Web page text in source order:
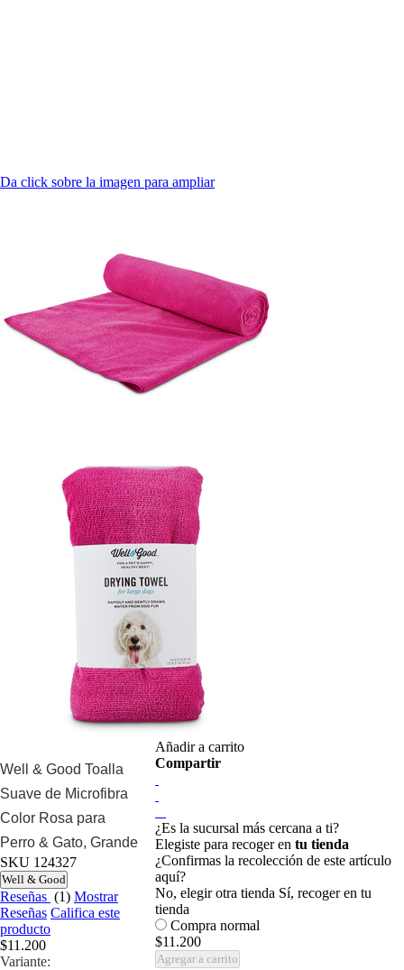
Da click sobre la imagen para ampliar
Well & Good Toalla
Suave de Microfibra
Color Rosa para
Perro & Gato, Grande
SKU 124327
Well & Good
Reseñas (1) Mostrar
Reseñas Califica este
producto
$11.200
Variante:
Añadir a carrito
Compartir
¿Es la sucursal más cercana a ti?
Elegiste para recoger entu tienda
¿Confirmas la recolección de este artículo
aquí?
No, elegir otra tienda Sí, recoger en tu
tienda
Compra normal
$11.200
Agregar a carrito